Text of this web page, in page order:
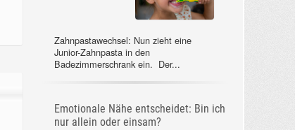
Zahnpastawechsel: Nun zieht eine
Junior-Zahnpasta in den
Badezimmerschrank ein. Der...
Emotionale Nähe entscheidet: Bin ich
nur allein oder einsam?